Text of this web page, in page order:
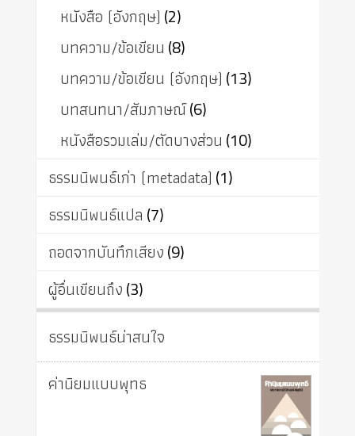
หนังสือ (อังกฤษ) (2)
บทความ/ข้อเขียน (8)
บทความ/ข้อเขียน (อังกฤษ) (13)
บทสนทนา/สัมภาษณ์(6)
หนังสือรวมเล่ม/ตัดบางส่วน (10)
ธรรมนิพนธ์เก่า (metadata) (1)
ธรรมนิพนธ์แปล (7)
ถอดจากบันทึกเสียง(9)
ผู้อื่นเขียนถึง(3)
ธรรมนิพนธ์น่าสนใจ
ค่านิยมแบบพุทธ